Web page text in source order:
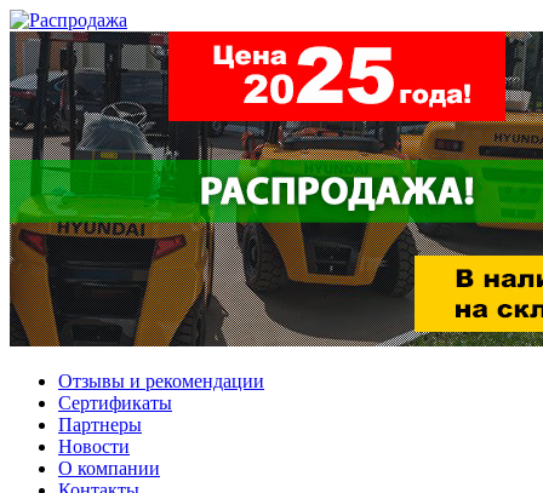
Отзывы и рекомендации
Сертификаты
Партнеры
Новости
О компании